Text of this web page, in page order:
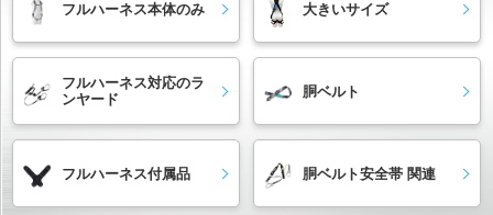
フルハーネス本体のみ 大きいサイズ
フルハーネス対応のラ
ンヤード
胴ベルト
フルハーネス付属品 胴ベルト安全帯 関連